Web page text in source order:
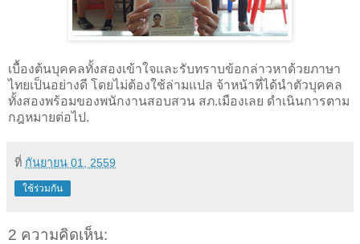
เบื้องต้นบุคคลทั้งสองเข้าใจและรับทราบข้อกล่าวหาด้วยภาษา
ไทยเป็นอย่างดี โดยไม่ต้องใช้ล่ามแปล จ้าหน้าที่ได้นำตัวบุคคล
ทั้งสองพร้อมของพนักงานสอบสวน สภ.เมืองเลย ดำเนินการตาม
กฎหมายต่อไป.
ที่ กันยายน 01, 2559
ใช้ร่วมกัน
2 ความคิดเห็น: